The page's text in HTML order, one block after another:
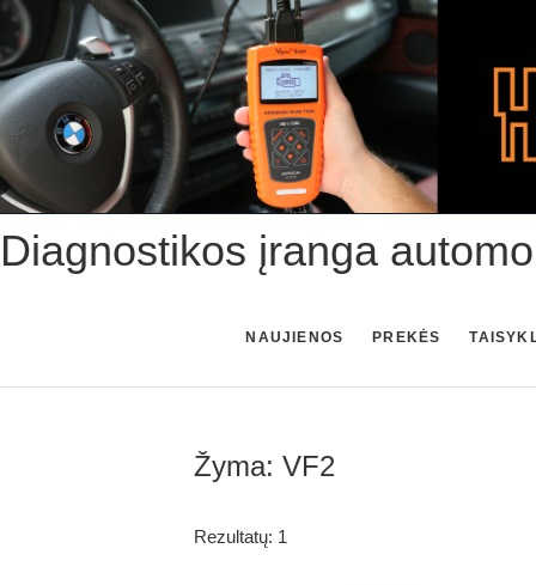
Skip
to
content
Diagnostikos įranga
NAUJIENOS PREKĖS
Žyma: VF2
Rezultatų: 1